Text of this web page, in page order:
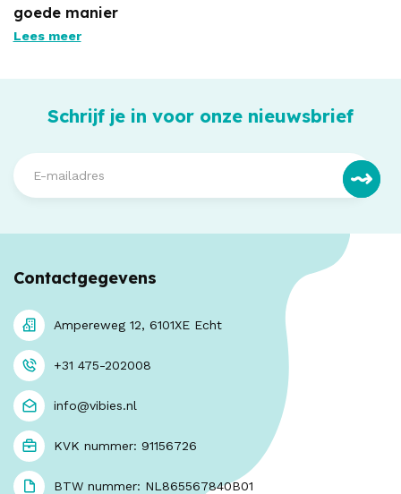
goede manier
Lees meer
Schrijf je in voor onze nieuwsbrief
Contactgegevens
Ampereweg 12, 6101XE Echt
+31 475-202008
info@vibies.nl
KVK nummer: 91156726
BTW nummer: NL865567840B01